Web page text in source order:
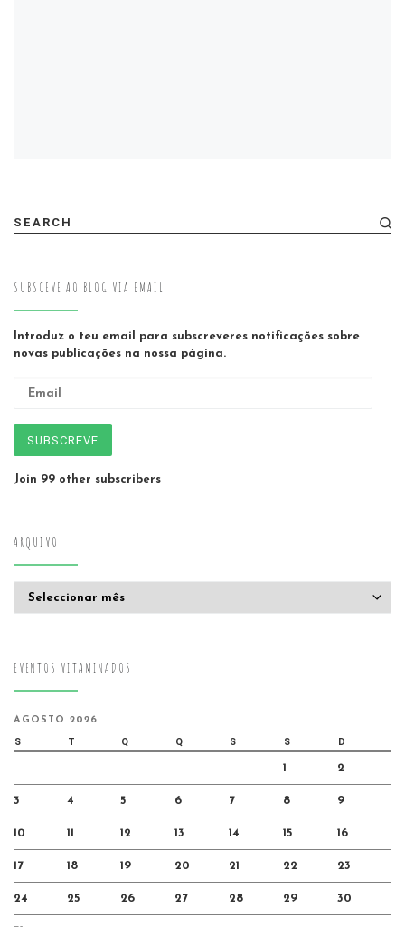
SEARCH
SUBSCEVE AO BLOG VIA EMAIL
Introduz o teu email para subscreveres notificações sobre
novas publicações na nossa página.
SUBSCREVE
Join 99 other subscribers
ARQUIVO
EVENTOS VITAMINADOS
AGOSTO 2026
S T Q Q S S D
1 2
3 4 5 6 7 8 9
10 11 12 13 14 15 16
17 18 19 20 21 22 23
24 25 26 27 28 29 30